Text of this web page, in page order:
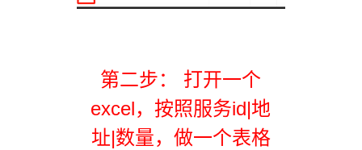
第二步： 打开一个
excel，按照服务id|地
址|数量，做一个表格